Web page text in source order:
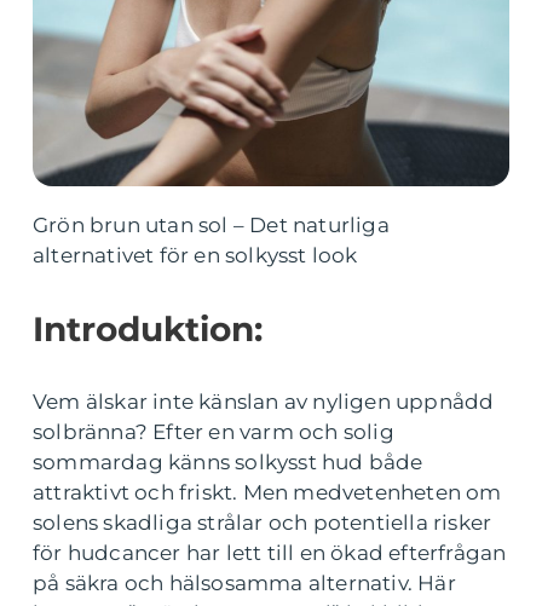
Grön brun utan sol – Det naturliga
alternativet för en solkysst look
Introduktion:
Vem älskar inte känslan av nyligen uppnådd
solbränna? Efter en varm och solig
sommardag känns solkysst hud både
attraktivt och friskt. Men medvetenheten om
solens skadliga strålar och potentiella risker
för hudcancer har lett till en ökad efterfrågan
på säkra och hälsosamma alternativ. Här